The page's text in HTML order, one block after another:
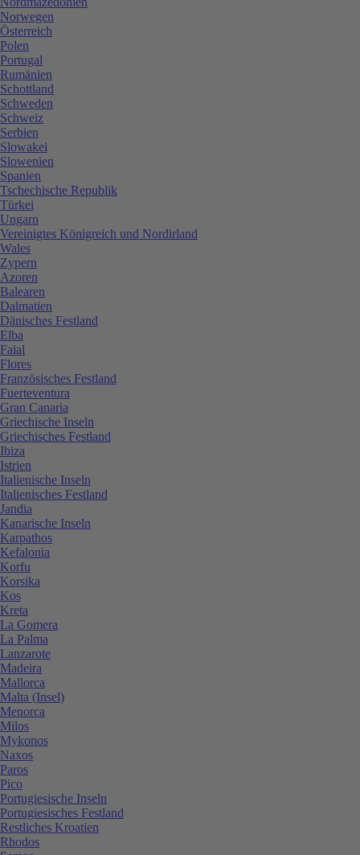
Norwegen
Österreich
Polen
Portugal
Rumänien
Schottland
Schweden
Schweiz
Serbien
Slowakei
Slowenien
Spanien
Tschechische Republik
Türkei
Ungarn
Vereinigtes Königreich und Nordirland
Wales
Zypern
Azoren
Balearen
Dalmatien
Dänisches Festland
Elba
Faial
Flores
Französisches Festland
Fuerteventura
Gran Canaria
Griechische Inseln
Griechisches Festland
Ibiza
Istrien
Italienische Inseln
Italienisches Festland
Jandia
Kanarische Inseln
Karpathos
Kefalonia
Korfu
Korsika
Kos
Kreta
La Gomera
La Palma
Lanzarote
Madeira
Mallorca
Malta (Insel)
Menorca
Milos
Mykonos
Naxos
Paros
Pico
Portugiesische Inseln
Portugiesisches Festland
Restliches Kroatien
Rhodos